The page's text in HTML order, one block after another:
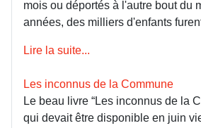
mois ou déportés à l'autre bout du
années, des milliers d'enfants
Lire la suite...
Les inconnus de la Commune
Le beau livre “Les inconnus de la
qui devait être disponible en juin